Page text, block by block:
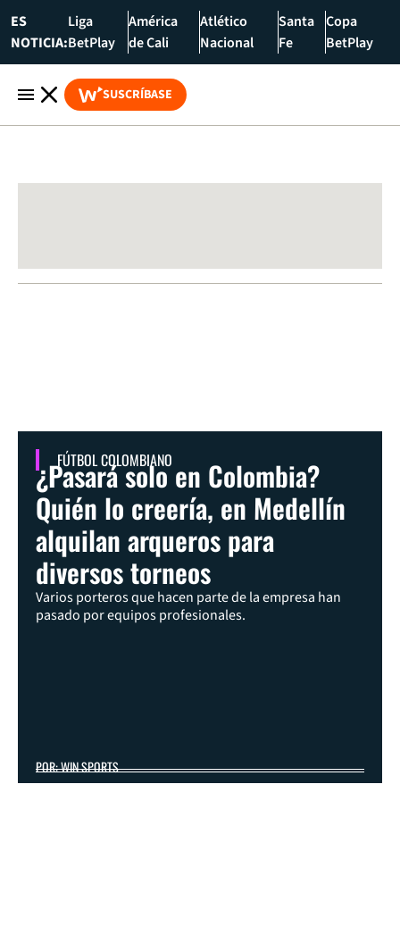
ES
NOTICIA:
Liga
BetPlay
América
de Cali
Atlético
Nacional
Santa
Fe
Copa
BetPlay
SUSCRÍBASE
FÚTBOL COLOMBIANO
¿Pasará solo en Colombia?
Quién lo creería, en Medellín
alquilan arqueros para
diversos torneos
Varios porteros que hacen parte de la empresa han
pasado por equipos profesionales.
POR: WIN SPORTS